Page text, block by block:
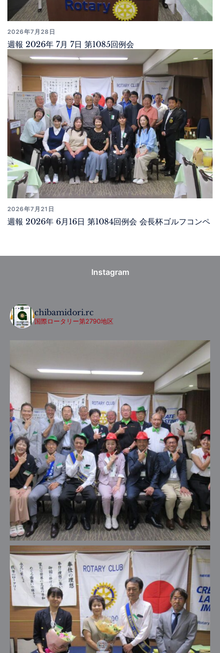
2026年7月28日
週報 2026年 7月 7日 第1085回例会
2026年7月21日
週報 2026年 6月16日 第1084回例会 会長杯ゴルフコンペ
Instagram
chibamidori.rc
国際ロータリー第2790地区